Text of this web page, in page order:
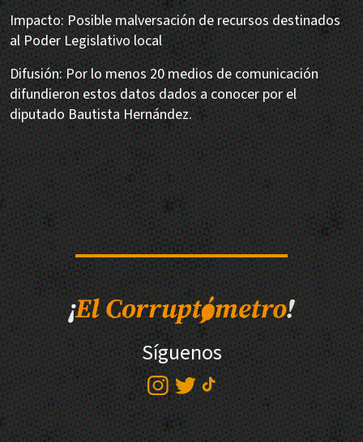
Impacto: Posible malversación de recursos destinados
al Poder Legislativo local
Difusión: Por lo menos 20 medios de comunicación
difundieron estos datos dados a conocer por el
diputado Bautista Hernández.
Síguenos